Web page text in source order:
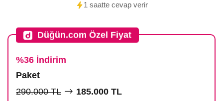
1 saatte cevap verir
Düğün.com Özel Fiyat
%36 İndirim
Paket
290.000 TL
185.000 TL